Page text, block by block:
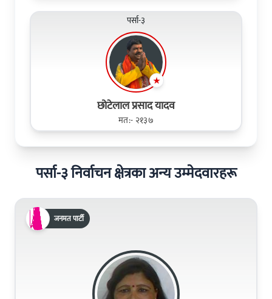
पर्सा-३
छोटेलाल प्रसाद यादव
मत:- २१३७
पर्सा-३ निर्वाचन क्षेत्रका अन्य उम्मेदवारहरू
जनमत पार्टी